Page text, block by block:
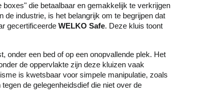
die betaalbaar en gemakkelijk te verkrijgen
industrie, is het belangrijk om te begrijpen dat
gecertificeerde WELKO Safe. Deze kluis toont
onder een bed of op een onopvallende plek. Het
de oppervlakte zijn deze kluizen vaak
is kwetsbaar voor simpele manipulatie, zoals
de gelegenheidsdief die niet over de